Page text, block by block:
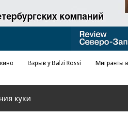
Взрыв у Balzi Rossi Мигранты
куки